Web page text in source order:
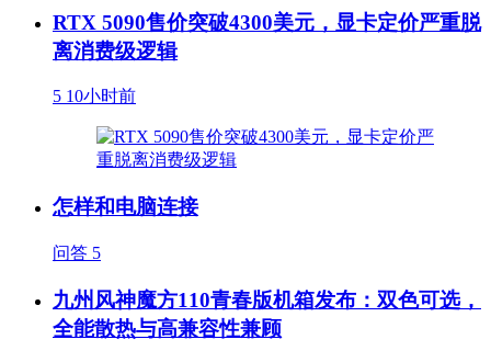
RTX 5090售价突破4300美元，显卡定价严重脱
离消费级逻辑
5 10小时前
怎样和电脑连接
问答 5
九州风神魔方110青春版机箱发布：双色可选，
全能散热与高兼容性兼顾